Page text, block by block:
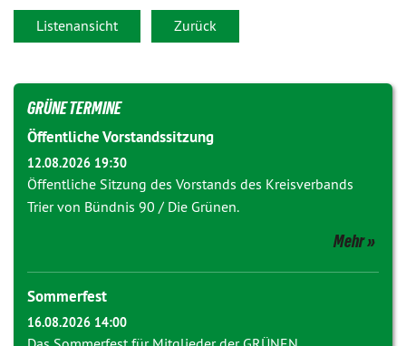
Listenansicht Zurück
GRÜNE TERMINE
Öffentliche Vorstandssitzung
12.08.2026 19:30
Öffentliche Sitzung des Vorstands des Kreisverbands
Trier von Bündnis 90 / Die Grünen.
Mehr
Sommerfest
16.08.2026 14:00